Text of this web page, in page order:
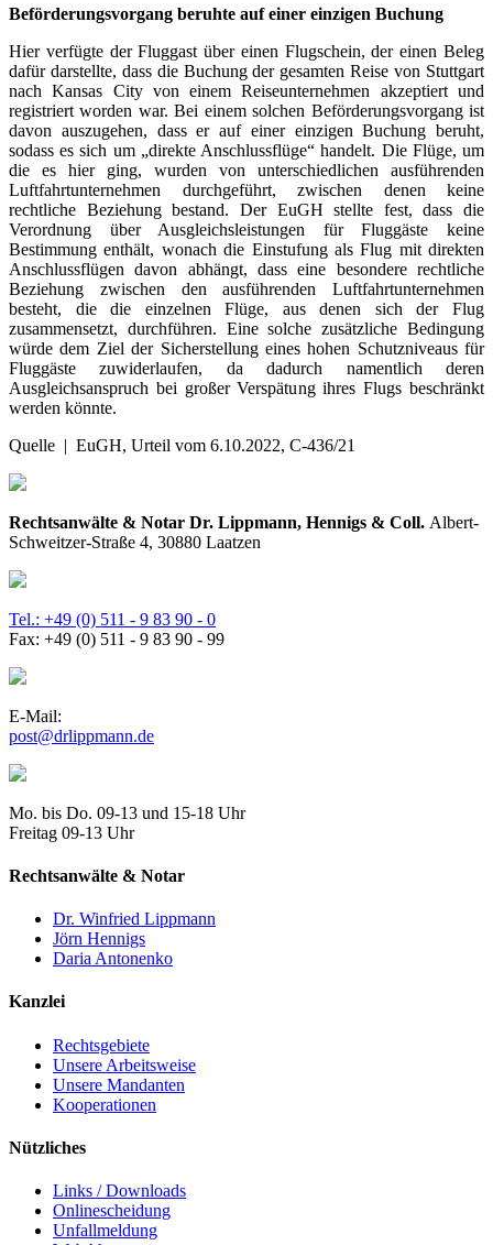
Beförderungsvorgang beruhte auf einer einzigen Buchung
Hier verfügte der Fluggast über einen Flugschein, der einen Beleg
dafür darstellte, dass die Buchung der gesamten Reise von Stuttgart
nach Kansas City von einem Reiseunternehmen akzeptiert und
registriert worden war. Bei einem solchen Beförderungsvorgang ist
davon auszugehen, dass er auf einer einzigen Buchung beruht,
sodass es sich um „direkte Anschlussflüge“ handelt. Die Flüge, um
die es hier ging, wurden von unterschiedlichen ausführenden
Luftfahrtunternehmen durchgeführt, zwischen denen keine
rechtliche Beziehung bestand. Der EuGH stellte fest, dass die
Verordnung über Ausgleichsleistungen für Fluggäste keine
Bestimmung enthält, wonach die Einstufung als Flug mit direkten
Anschlussflügen davon abhängt, dass eine besondere rechtliche
Beziehung zwischen den ausführenden Luftfahrtunternehmen
besteht, die die einzelnen Flüge, aus denen sich der Flug
zusammensetzt, durchführen. Eine solche zusätzliche Bedingung
würde dem Ziel der Sicherstellung eines hohen Schutzniveaus für
Fluggäste zuwiderlaufen, da dadurch namentlich deren
Ausgleichsanspruch bei großer Verspätung ihres Flugs beschränkt
werden könnte.
Quelle | EuGH, Urteil vom 6.10.2022, C-436/21
Rechtsanwälte & Notar Dr. Lippmann, Hennigs & Coll. Albert-
Schweitzer-Straße 4, 30880 Laatzen
Tel.: +49 (0) 511 - 9 83 90 - 0
Fax: +49 (0) 511 - 9 83 90 - 99
E-Mail:
post@drlippmann.de
Mo. bis Do. 09-13 und 15-18 Uhr
Freitag 09-13 Uhr
Rechtsanwälte & Notar
Dr. Winfried Lippmann
Jörn Hennigs
Daria Antonenko
Kanzlei
Rechtsgebiete
Unsere Arbeitsweise
Unsere Mandanten
Kooperationen
Nützliches
Links / Downloads
Onlinescheidung
Unfallmeldung